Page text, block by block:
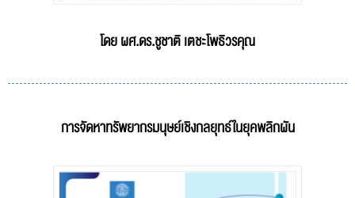
โดย ผศ.ดร.ชูชาติ เตชะโพธิวรคุณ
การจัดหาทรัพยากรมนุษย์เชิงกลยุทธ์ในยุคพลิกผัน